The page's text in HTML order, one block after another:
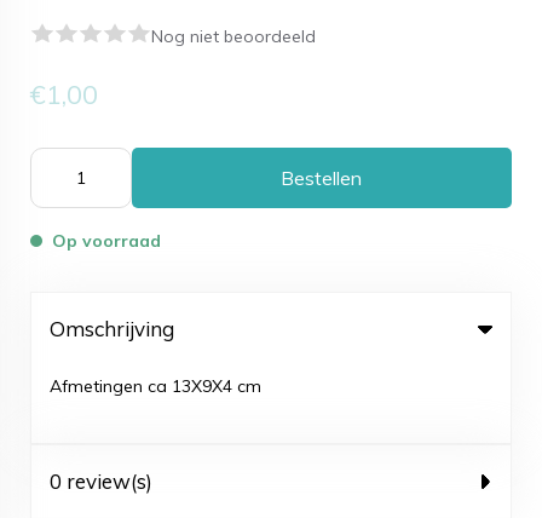
Nog niet beoordeeld
€1,00
Bestellen
Op voorraad
Omschrijving
Afmetingen ca 13X9X4 cm
0 review(s)